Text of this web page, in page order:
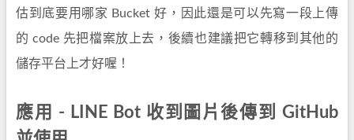
估到底要用哪家 Bucket 好，因此還是可以先寫一段上傳
的 code 先把檔案放上去，後續也建議把它轉移到其他的
儲存平台上才好喔！
應用 - LINE Bot 收到圖片後傳到 GitHub